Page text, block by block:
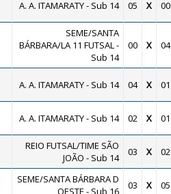
A. A. ITAMARATY - Sub 14 05 X 00
SEME/SANTA
BÁRBARA/LA 11 FUTSAL -
Sub 14
00 X 04
A. A. ITAMARATY - Sub 14 04 X 01
A. A. ITAMARATY - Sub 14 02 X 01
REIO FUTSAL/TIME SÃO
JOÃO - Sub 14
03 X 02
SEME/SANTA BÁRBARA D
OESTE - Sub 16
03 X 05